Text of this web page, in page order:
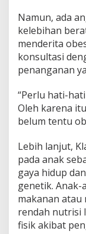
Namun, ada
kelebihan
menderita
konsultasi
penanganan
“Perlu hati-
Oleh karena
belum tentu
Lebih lanjut,
pada anak
gaya hidup
genetik.
makanan
rendah nutrisi
fisik akibat